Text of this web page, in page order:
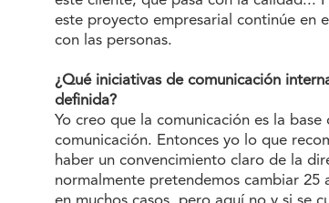
este proyecto empresarial continúe en
con las personas.
¿Qué iniciativas de comunicación
definida?
Yo creo que la comunicación es la
comunicación. Entonces yo lo que
haber un convencimiento claro de la
normalmente pretendemos cambiar 25